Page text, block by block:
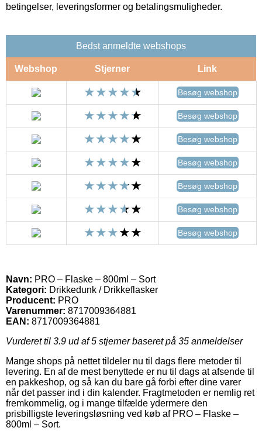
betingelser, leveringsformer og betalingsmuligheder.
Bedst anmeldte webshops
Webshop Stjerner Link
Besøg webshop
Besøg webshop
Besøg webshop
Besøg webshop
Besøg webshop
Besøg webshop
Besøg webshop
Navn: PRO – Flaske – 800ml – Sort
Kategori: Drikkedunk / Drikkeflasker
Producent: PRO
Varenummer: 8717009364881
EAN: 8717009364881
Vurderet til 3.9 ud af 5 stjerner baseret på 35 anmeldelser
Mange shops på nettet tildeler nu til dags flere metoder til
levering. En af de mest benyttede er nu til dags at afsende til
en pakkeshop, og så kan du bare gå forbi efter dine varer
når det passer ind i din kalender. Fragtmetoden er nemlig ret
fremkommelig, og i mange tilfælde ydermere den
prisbilligste leveringsløsning ved køb af PRO – Flaske –
800ml – Sort.